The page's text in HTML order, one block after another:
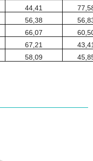
44 41 77
56 38 56
66 07 60
67 21 43
58 09 45